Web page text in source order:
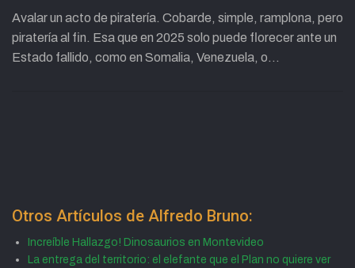
Avalar un acto de piratería. Cobarde, simple, ramplona, pero
piratería al fin. Esa que en 2025 solo puede florecer ante un
Estado fallido, como en Somalia, Venezuela, o…
Otros Artículos de Alfredo Bruno:
Increíble Hallazgo! Dinosaurios en Montevideo
La entrega del territorio: el elefante que el Plan no quiere ver